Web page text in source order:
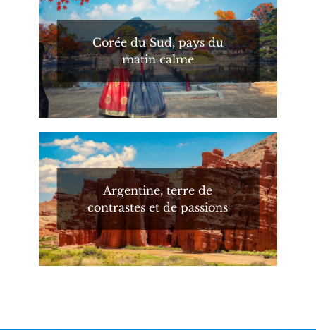
Corée du Sud, pays du
matin calme
Argentine, terre de
contrastes et de passions